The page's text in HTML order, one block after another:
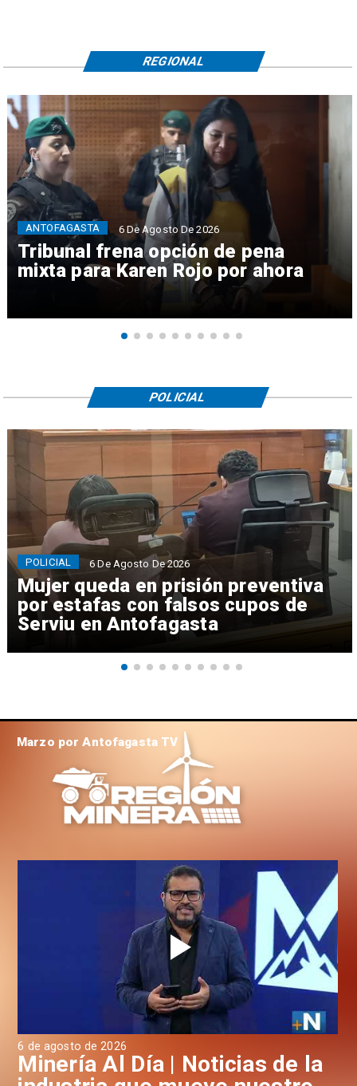
Tribunal frena opción de pena
mixta para Karen Rojo por ahora
ANTOFAGASTA 6 De Agosto De 2026
REGIONAL
Mujer queda en prisión preventiva
por estafas con falsos cupos de
Serviu en Antofagasta
POLICIAL 6 De Agosto De 2026
POLICIAL
6 de agosto de 2026
Minería Al Día | Noticias de la
Marzo por Antofagasta TV